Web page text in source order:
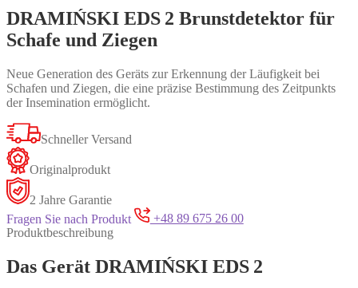
DRAMIŃSKI EDS 2 Brunstdetektor für
Schafe und Ziegen
Neue Generation des Geräts zur Erkennung der Läufigkeit bei
Schafen und Ziegen, die eine präzise Bestimmung des Zeitpunkts
der Insemination ermöglicht.
Schneller Versand
Originalprodukt
2 Jahre Garantie
Fragen Sie nach Produkt
+48 89 675 26 00
Produktbeschreibung
Das Gerät DRAMIŃSKI EDS 2